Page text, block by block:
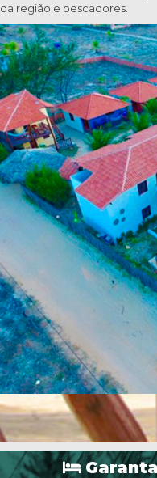
da região e pescadores.